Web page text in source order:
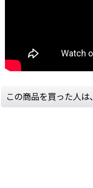
この商品を買った人